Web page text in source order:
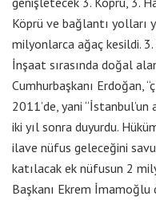
Köprü ve bağlantı yolları
milyonlarca ağaç kesildi. 3.
İnşaat sırasında doğal
Cumhurbaşkanı Erdoğan,
2011’de, yani “İstanbul’un
iki yıl sonra duyurdu.
ilave nüfus geleceğini
katılacak ek nüfusun 2
Başkanı Ekrem